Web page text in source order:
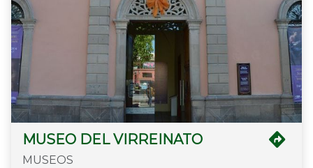
MUSEO DEL VIRREINATO
MUSEOS